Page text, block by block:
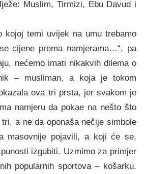
Muslim, Tirmizi, Ebu Davud i
kojoj temi uvijek na umu trebamo
cijene prema namjerama…“, pa
nećemo imati nikakvih dilema o
– musliman, a koja je tokom
ova tri prsta, jer svakom je
namjeru da poka‍e na nešto što
a ne da oponaša nečije simbole
masovnije pojavili, a koji će se,
izgubiti. Uzmimo za primjer
popularnih sportova – košarku.